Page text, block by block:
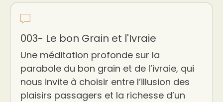
003- Le bon Grain et l'Ivraie
Une méditation profonde sur la
parabole du bon grain et de l’ivraie, qui
nous invite à choisir entre l’illusion des
plaisirs passagers et la richesse d’un